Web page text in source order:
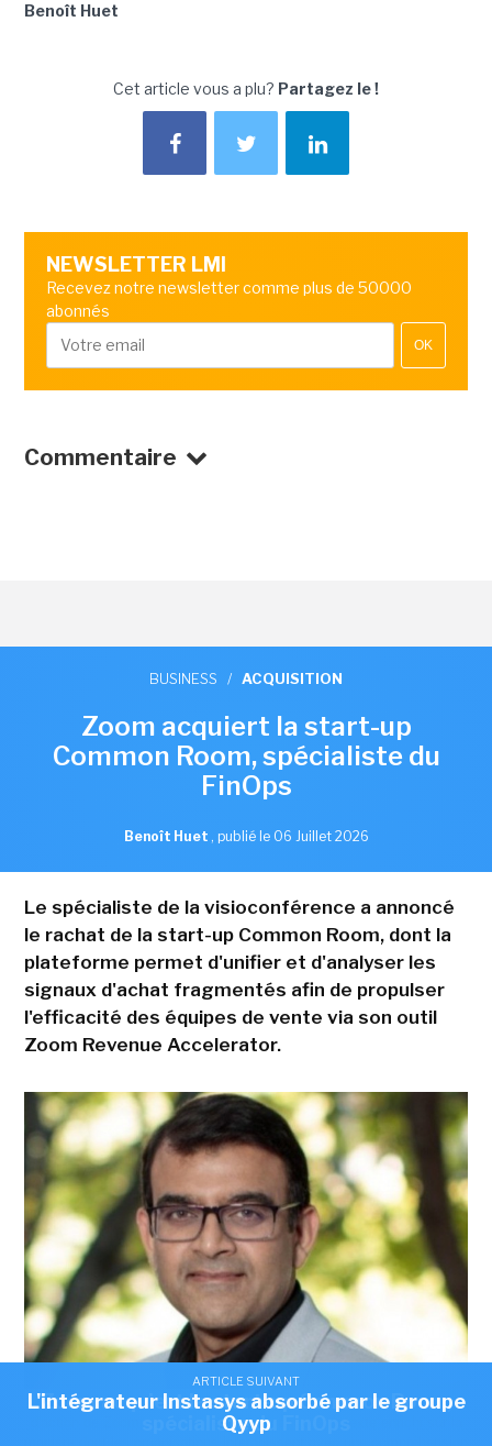
Benoît Huet
Cet article vous a plu? Partagez le !
NEWSLETTER LMI
Recevez notre newsletter comme plus de 50000
abonnés
OK
Commentaire
ARTICLE SUIVANT
Zoom acquiert la start-up Common Room,
spécialiste du FinOps
BUSINESS / ACQUISITION
Zoom acquiert la start-up
Common Room, spécialiste du
FinOps
Benoît Huet , publié le 06 Juillet 2026
Le spécialiste de la visioconférence a annoncé
le rachat de la start-up Common Room, dont la
plateforme permet d'unifier et d'analyser les
signaux d'achat fragmentés afin de propulser
l'efficacité des équipes de vente via son outil
Zoom Revenue Accelerator.
« Le rachat de Common Room nous permet détendre le système
d'action de Zoom en amont, en combinant un contexte enrichi sur la
ARTICLE SUIVANT
L'intégrateur Instasys absorbé par le groupe
Qyyp